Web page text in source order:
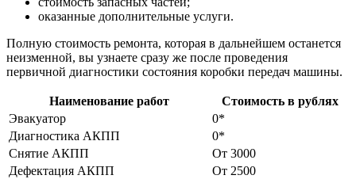
оказанные дополнительные услуги.
Полную стоимость ремонта, которая в дальнейшем останется
неизменной, вы узнаете сразу же после проведения
первичной диагностики состояния коробки передач машины.
Наименование работ
Стоимость в рублях
Эвакуатор
0*
Диагностика АКПП
0*
Снятие АКПП
От 3000
Дефектация АКПП
От 2500